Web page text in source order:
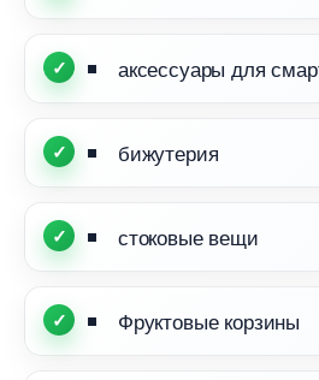
аксессуары для
ижутерия
стоковые вещи
Фруктовые корзины